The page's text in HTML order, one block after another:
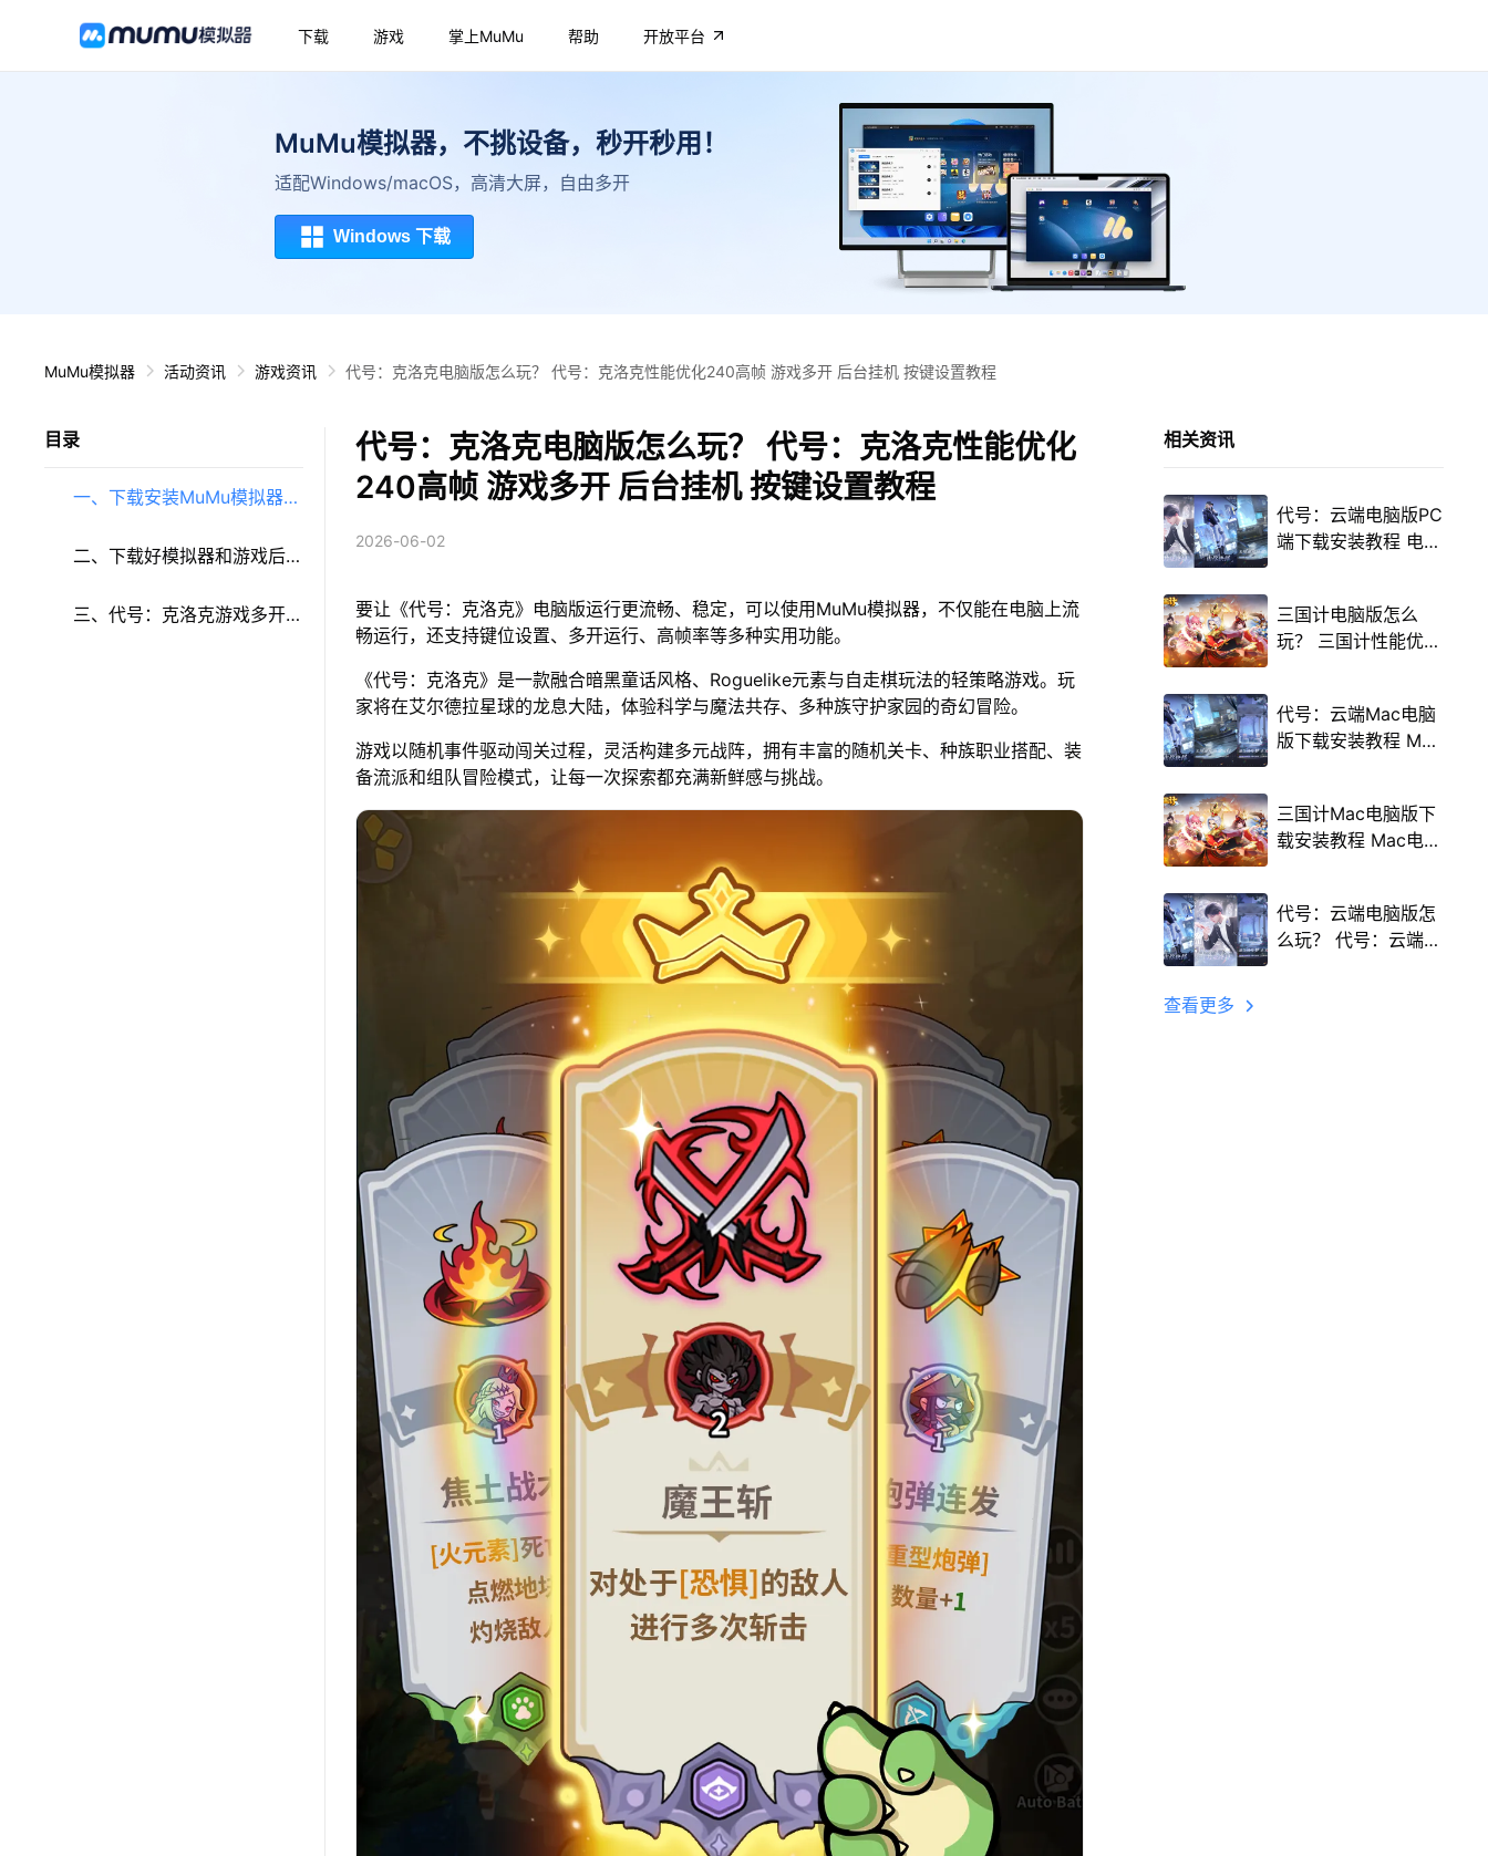
下载 游戏 掌上MuMu 帮助 开放平台
MuMu模拟器，不挑设备，秒开秒用！
适配Windows/macOS，高清大屏，自由多开
Windows 下载
MuMu模拟器 活动资讯 游戏资讯 代号：克洛克电脑版怎么玩？ 代号：克洛克性能优化240高帧 游戏多开 后台挂机 按键设置教程
目录
一、下载安装MuMu模拟器和
《代号：克洛克》
二、下载好模拟器和游戏后
再参考以下步骤进行设置：
三、代号：克洛克游戏多开
代号：克洛克电脑版怎么玩？ 代号：克洛克性能优化
240高帧 游戏多开 后台挂机 按键设置教程
2026-06-02
要让《代号：克洛克》电脑版运行更流畅、稳定，可以使用MuMu模拟器，不仅能在电脑上流
畅运行，还支持键位设置、多开运行、高帧率等多种实用功能。
《代号：克洛克》是一款融合暗黑童话风格、Roguelike元素与自走棋玩法的轻策略游戏。玩
家将在艾尔德拉星球的龙息大陆，体验科学与魔法共存、多种族守护家园的奇幻冒险。
游戏以随机事件驱动闯关过程，灵活构建多元战阵，拥有丰富的随机关卡、种族职业搭配、装
备流派和组队冒险模式，让每一次探索都充满新鲜感与挑战。
相关资讯
代号：云端电脑版PC
端下载安装教程 电脑
三国计电脑版怎么
玩？ 三国计性能优化
程
代号：云端Mac电脑
版下载安装教程 Mac
三国计Mac电脑版下
载安装教程 Mac电脑
代号：云端电脑版怎
么玩？ 代号：云端性
查看更多